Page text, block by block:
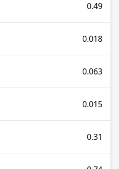
0.49
0.018
0.063
0.015
0.31